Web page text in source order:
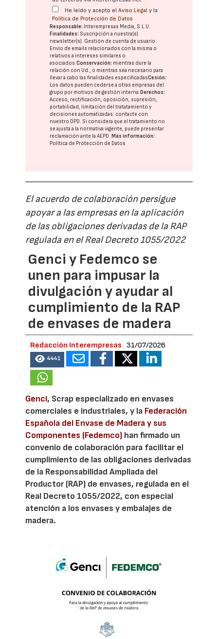
He leído y acepto elAviso Legal y la
Política de Protección de Datos
Responsable: Interempresas Media, S.L.U.
Finalidades: Suscripción a nuestra(s)
newsletter(s). Gestión de cuenta de usuario.
Envío de emails relacionados con la misma o
relativos a intereses similares o
asociados.Conservación: mientras dure la
relación con Ud., o mientras sea necesario para
llevar a cabo las finalidades especificadasCesión:
Los datos pueden cederse a otras empresas del
grupo por motivos de gestión interna. Derechos:
Acceso, rectificación, oposición, supresión,
portabilidad, limitación del tratatamiento y
decisiones automatizadas: contacte con
nuestro DPD. Si considera que el tratamiento no
se ajusta a la normativa vigente, puede presentar
reclamación ante laAEPD. Más información:
Política de Protección de Datos
El acuerdo de colaboración persigue
apoyar a las empresas en la aplicación
de las obligaciones derivadas de la RAP
regulada en el Real Decreto 1055/2022
Genci y Fedemco se
unen para impusar la
divulgación y ayudar al
cumplimiento de la RAP
de envases de madera
Redacción Interempresas 31/07/2026
4441
Genci, Scrap especializado en envases
comerciales e industriales, y la Federación
Española del Envase de Madera y sus
Componentes (Fedemco) han firmado un
convenio de colaboración para facilitar el
cumplimiento de las obligaciones derivadas
de la Responsabilidad Ampliada del
Productor (RAP) de envases, regulada en el
Real Decreto 1055/2022, con especial
atención a los envases y embalajes de
madera.